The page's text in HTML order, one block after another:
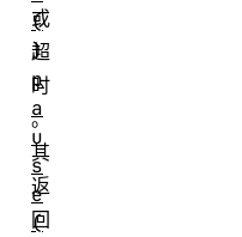
或
超
时
。
其
返
回
(
)
p
a
u
s
e
(